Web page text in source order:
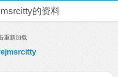
的资料
重新加载